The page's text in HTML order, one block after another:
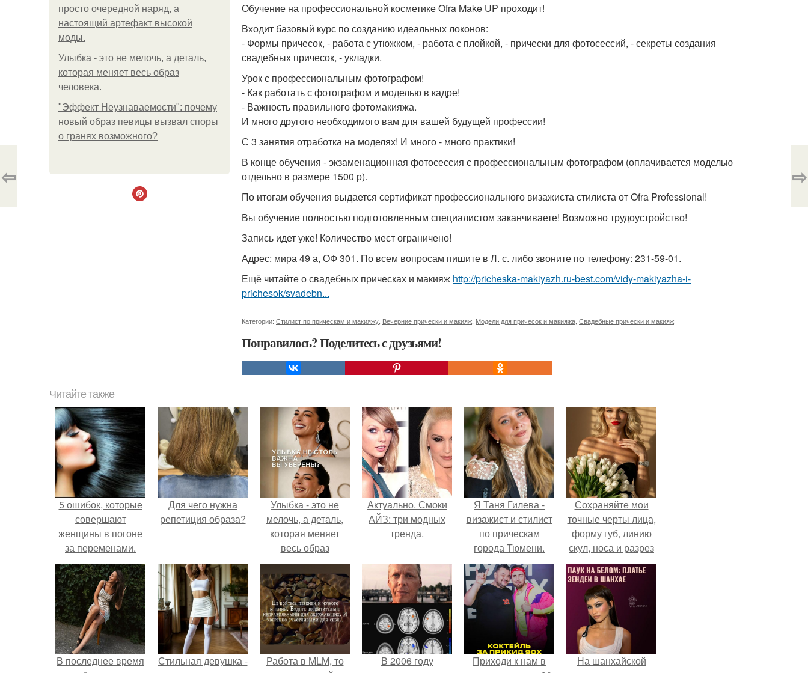
просто очередной наряд, а
настоящий артефакт высокой
моды.
Улыбка - это не мелочь, а деталь,
которая меняет весь образ
человека.
"Эффект Неузнаваемости": почему
новый образ певицы вызвал споры
о гранях возможного?
Обучение на профессиональной косметике Ofra Make UP проходит!
Входит базовый курс по созданию идеальных локонов:
- Формы причесок, - работа с утюжком, - работа с плойкой, - прически для фотосессий, - секреты создания
свадебных причесок, - укладки.
Урок с профессиональным фотографом!
- Как работать с фотографом и моделью в кадре!
- Важность правильного фотомакияжа.
И много другого необходимого вам для вашей будущей профессии!
С 3 занятия отработка на моделях! И много - много практики!
В конце обучения - экзаменационная фотосессия с профессиональным фотографом (оплачивается моделью
отдельно в размере 1500 р).
По итогам обучения выдается сертификат профессионального визажиста стилиста от Ofra Professional!
Вы обучение полностью подготовленным специалистом заканчиваете! Возможно трудоустройство!
Запись идет уже! Количество мест ограничено!
Адрес: мира 49 а, ОФ 301. По всем вопросам пишите в Л. с. либо звоните по телефону: 231-59-01.
Ещё читайте о свадебных прическах и макияж http://pricheska-makiyazh.ru-best.com/vidy-makiyazha-i-
prichesok/svadebn...
Категории: Стилист по прическам и макияжу Вечерние прически и макияж Модели для причесок и макияжа Свадебные прически и макияж
Понравилось? Поделитесь с друзьями!
⇦ ⇨
Читайте также
5 ошибок, которые
совершают
женщины в погоне
за переменами.
Для чего нужна
репетиция образа?
Улыбка - это не
мелочь, а деталь,
которая меняет
весь образ
человека.
Актуально. Смоки
АЙЗ: три модных
тренда.
Я Таня Гилева -
визажист и стилист
по прическам
города Тюмени.
Сохраняйте мои
точные черты лица,
форму губ, линию
скул, носа и разрез
глаз.
В последнее время
Стильная девушка -
Работа в MLM, то
В 2006 году
Приходи к нам в
На шанхайской